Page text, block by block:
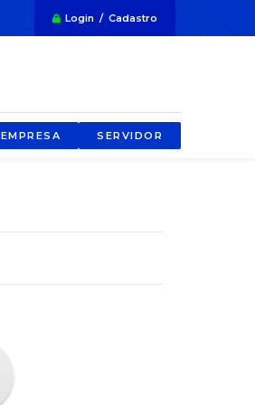
Login / Cadastro
EMPRESA SERVIDOR